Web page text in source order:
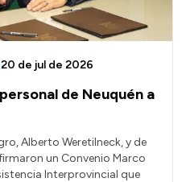
de Neuquén a
20 de jul de 2026
Alberto Weretilneck, y de
un Convenio Marco
Interprovincial que